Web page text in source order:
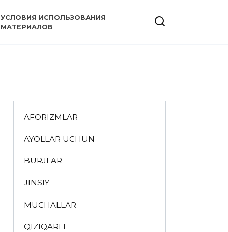
УСЛОВИЯ ИСПОЛЬЗОВАНИЯ
МАТЕРИАЛОВ
AFORIZMLAR
AYOLLAR UCHUN
BURJLAR
JINSIY
MUCHALLAR
QIZIQARLI